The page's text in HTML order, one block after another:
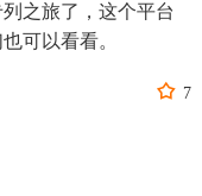
之旅了，这个平台
可以看看。
 7